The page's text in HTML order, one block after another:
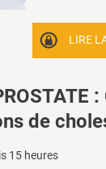
LIRE
de
15 heures